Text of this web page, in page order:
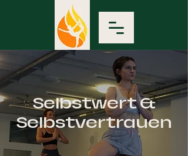
Selbstwert &
Selbstvertrauen